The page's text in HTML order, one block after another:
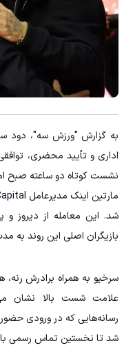
به گزارش "ورزش سه"، دود
اداری و تأیید محضری،
نشست کوتاه دو ساعته صبح
شد. این معامله از دیروز
بازیگران اصلی این روند به مدت ۹ ساعت درباره جزئیات مذاکره
سرخیو به همراه برادرش
علامت شست بالا نشان
رسانه‌هایی که در ورودی حضور
شد تا نخستین تماس رسمی با